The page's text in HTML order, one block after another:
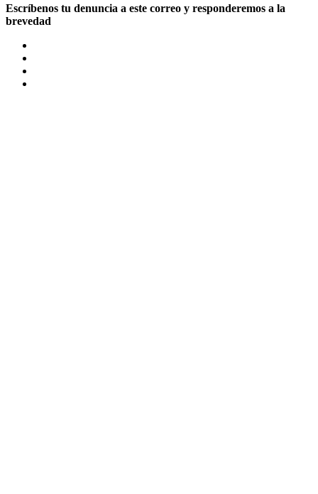
Escríbenos tu denuncia a este correo y responderemos a la
brevedad